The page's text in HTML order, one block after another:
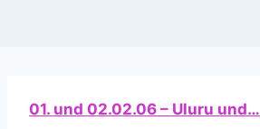
01. und 02.02.06 – Uluru und…